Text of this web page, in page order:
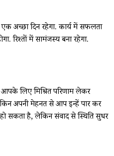
अच्छा दिन रहेगा. कार्य में सफलता
रिश्तों में सामंजस्य बना रहेगा.
लिए मिश्रित परिणाम लेकर
अपनी मेहनत से आप इन्हें पार कर
सकता है, लेकिन संवाद से स्थिति सुधर